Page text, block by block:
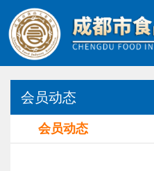
会员动态
会员动态